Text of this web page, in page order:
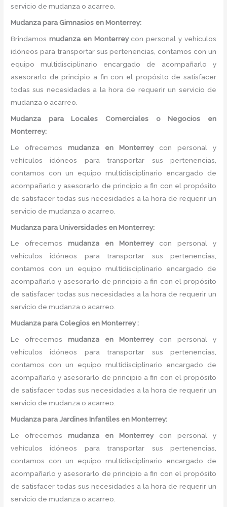
servicio de mudanza o acarreo.
Mudanzapara Gimnasios en Monterrey:
Brindamos mudanzaenMonterreycon personal y vehículos
idóneos para transportar sus pertenencias, contamos con un
equipo multidisciplinario encargado de acompañarlo y
asesorarlo de principio a fin con el propósito de satisfacer
todas sus necesidades a la hora de requerir un servicio de
mudanza o acarreo.
Mudanza para Locales Comerciales o Negocios en
Monterrey:
Le ofrecemos mudanza en Monterreycon personal y
vehículos idóneos para transportar sus pertenencias,
contamos con un equipo multidisciplinario encargado de
acompañarlo y asesorarlo de principio a fin con el propósito
de satisfacer todas sus necesidades a la hora de requerir un
servicio de mudanza o acarreo.
Mudanzapara Universidades en Monterrey:
Le ofrecemos mudanza en Monterreycon personal y
vehículos idóneos para transportar sus pertenencias,
contamos con un equipo multidisciplinario encargado de
acompañarlo y asesorarlo de principio a fin con el propósito
de satisfacer todas sus necesidades a la hora de requerir un
servicio de mudanza o acarreo.
Mudanzapara Colegios en Monterrey :
Le ofrecemosmudanza en Monterreycon personal y
vehículos idóneos para transportar sus pertenencias,
contamos con un equipo multidisciplinario encargado de
acompañarlo y asesorarlo de principio a fin con el propósito
de satisfacer todas sus necesidades a la hora de requerir un
servicio de mudanza o acarreo.
Mudanzapara Jardines Infantiles en Monterrey:
Le ofrecemosmudanza en Monterreycon personal y
vehículos idóneos para transportar sus pertenencias,
contamos con un equipo multidisciplinario encargado de
acompañarlo y asesorarlo de principio a fin con el propósito
de satisfacer todas sus necesidades a la hora de requerir un
servicio de mudanza o acarreo.